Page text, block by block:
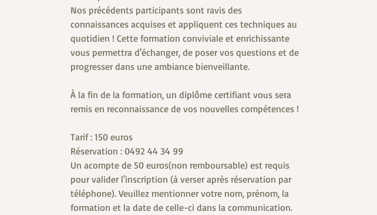
Nos précédents participants sont ravis des
connaissances acquises et appliquent ces techniques au
quotidien ! Cette formation conviviale et enrichissante
vous permettra d'échanger, de poser vos questions et de
progresser dans une ambiance bienveillante.
À la fin de la formation, un diplôme certifiant vous sera
remis en reconnaissance de vos nouvelles compétences !
Tarif : 150 euros
Réservation : 0492 44 34 99
Un acompte de 50 euros(non remboursable) est requis
pour valider l'inscription (à verser après réservation par
téléphone). Veuillez mentionner votre nom, prénom, la
formation et la date de celle-ci dans la communication.